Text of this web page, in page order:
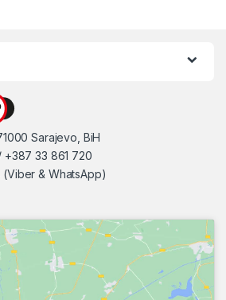
Sarajevo, BiH
33 861 720
& WhatsApp)